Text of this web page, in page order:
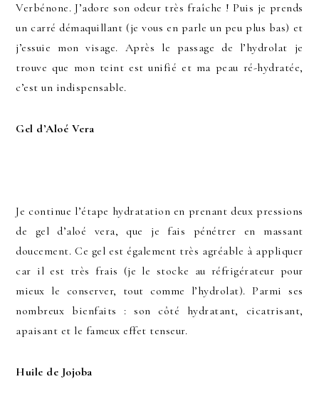
Verbénone. J’adore son odeur très fraîche ! Puis je prends
un carré démaquillant (je vous en parle un peu plus bas) et
j’essuie mon visage. Après le passage de l’hydrolat je
trouve que mon teint est unifié et ma peau ré-hydratée,
c’est un indispensable.
Gel d’Aloé Vera
Je continue l’étape hydratation en prenant deux pressions
de gel d’aloé vera, que je fais pénétrer en massant
doucement. Ce gel est également très agréable à appliquer
car il est très frais (je le stocke au réfrigérateur pour
mieux le conserver, tout comme l’hydrolat). Parmi ses
nombreux bienfaits : son côté hydratant, cicatrisant,
apaisant et le fameux effet tenseur.
Huile de Jojoba